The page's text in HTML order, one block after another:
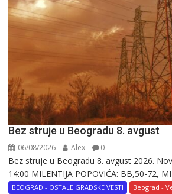
Bez struje u Beogradu 8. avgust
06/08/2026 Alex 0
Bez struje u Beogradu 8. avgust 2026.
14:00 MILENTIJA POPOVIĆA: BB,50-72,
BEOGRAD - OSTALE GRADSKE VESTI
Beograd -